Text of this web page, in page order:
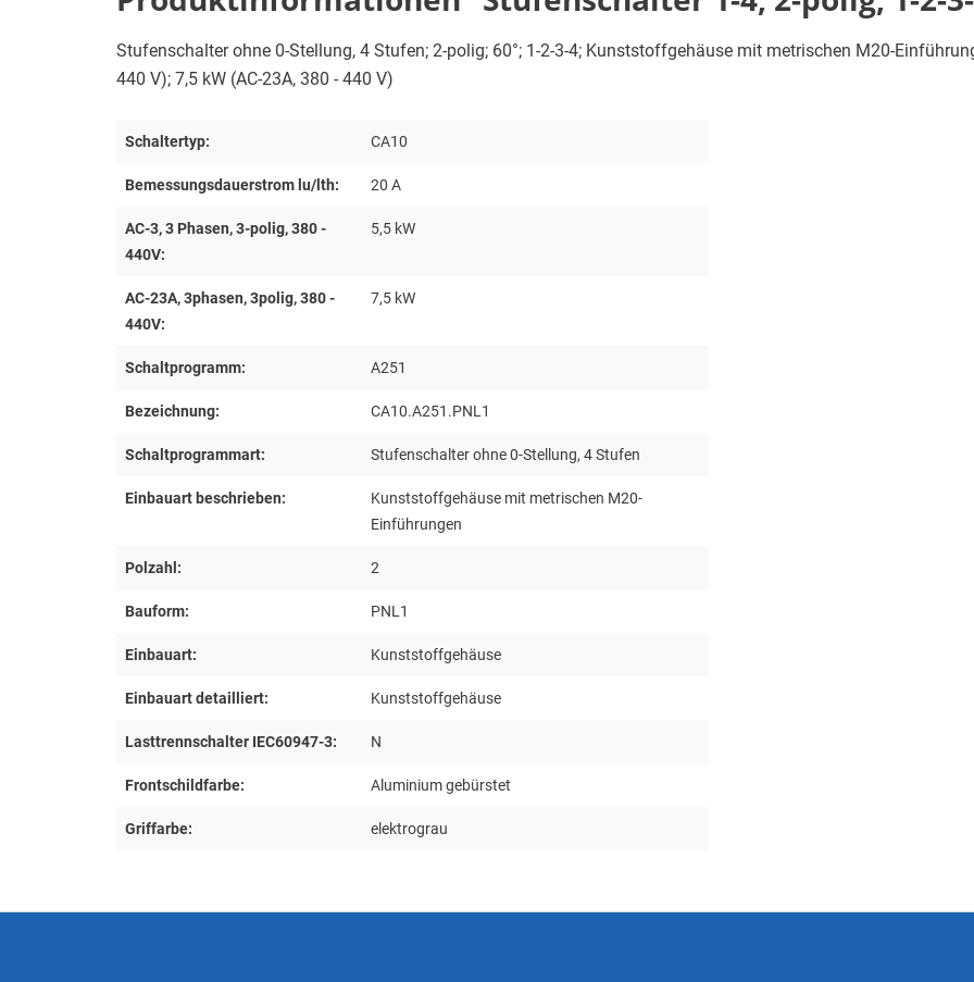
Stufenschalter ohne 0-Stellung, 4 Stufen; 2-polig; 60°; 1-2-3-4; Kunststoffgehäuse mit metrischen M20-
440 V); 7,5 kW (AC-23A, 380 - 440 V)
Schaltertyp: CA10
Bemessungsdauerstrom lu/lth: 20 A
AC-3, 3 Phasen, 3-polig, 380 -
440V:
5,5 kW
AC-23A, 3phasen, 3polig, 380 -
440V:
7,5 kW
Schaltprogramm: A251
Bezeichnung: CA10.A251.PNL1
Schaltprogrammart: Stufenschalter ohne 0-Stellung, 4 Stufen
Einbauart beschrieben:
Kunststoffgehäuse mit metrischen M20-
Einführungen
Polzahl: 2
Bauform: PNL1
Einbauart: Kunststoffgehäuse
Einbauart detailliert: Kunststoffgehäuse
Lasttrennschalter IEC60947-3: N
Frontschildfarbe: Aluminium gebürstet
Griffarbe: elektrograu